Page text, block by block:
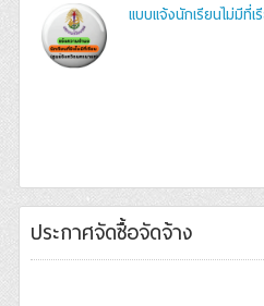
แบบแจ้งนักเรียนไม่มีที่
ประกาศจัดซื้อจัดจ้าง